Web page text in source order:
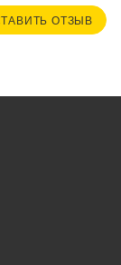
ОТЗЫВ